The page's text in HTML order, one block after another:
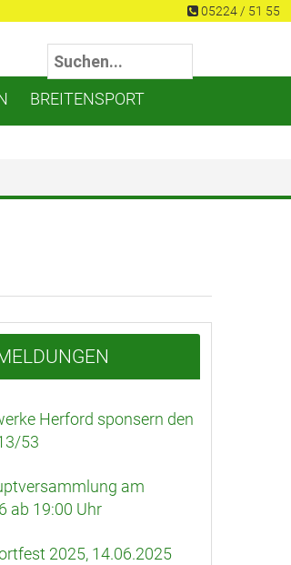
05224 / 51 55
BREITENSPORT
Herford sponsern den
53
am
ab 19:00 Uhr
2025, 14.06.2025